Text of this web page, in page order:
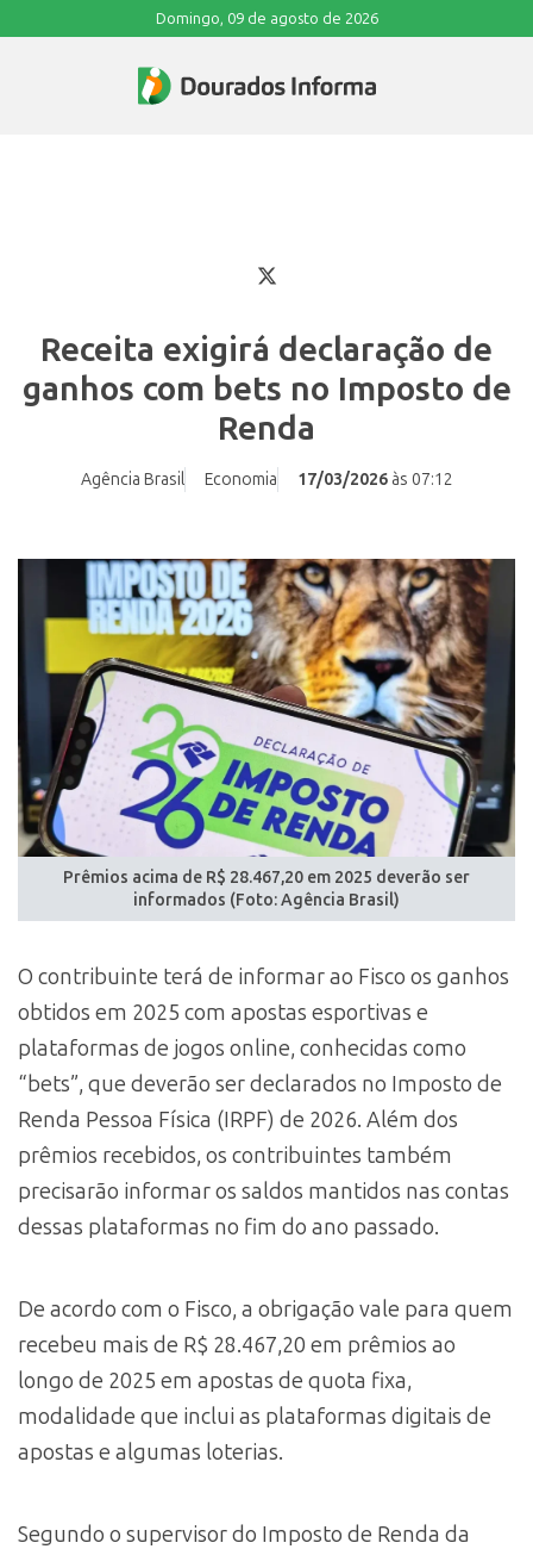
Domingo, 09 de agosto de 2026
Receita exigirá declaração de
ganhos com bets no Imposto de
Renda
Agência Brasil Economia 17/03/2026às 07:12
Prêmios acima de R$ 28.467,20 em 2025 deverão ser
informados (Foto: Agência Brasil)
O contribuinte terá de informar ao Fisco os ganhos
obtidos em 2025 com apostas esportivas e
plataformas de jogos online, conhecidas como
“bets”, que deverão ser declarados no Imposto de
Renda Pessoa Física (IRPF) de 2026. Além dos
prêmios recebidos, os contribuintes também
precisarão informar os saldos mantidos nas contas
dessas plataformas no fim do ano passado.
De acordo com o Fisco, a obrigação vale para quem
recebeu mais de R$ 28.467,20 em prêmios ao
longo de 2025 em apostas de quota fixa,
modalidade que inclui as plataformas digitais de
apostas e algumas loterias.
Segundo o supervisor do Imposto de Renda da